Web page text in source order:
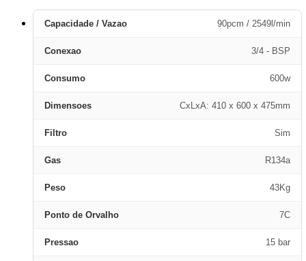
Capacidade / Vazao 90pcm / 2549l/min
Conexao 3/4 - BSP
Consumo 600w
Dimensoes CxLxA: 410 x 600 x 475mm
Filtro Sim
Gas R134a
Peso 43Kg
Ponto de Orvalho 7C
Pressao 15 bar